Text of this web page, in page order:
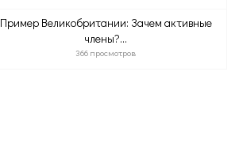
Пример Великобритании: Зачем активные
члены?...
366 просмотров